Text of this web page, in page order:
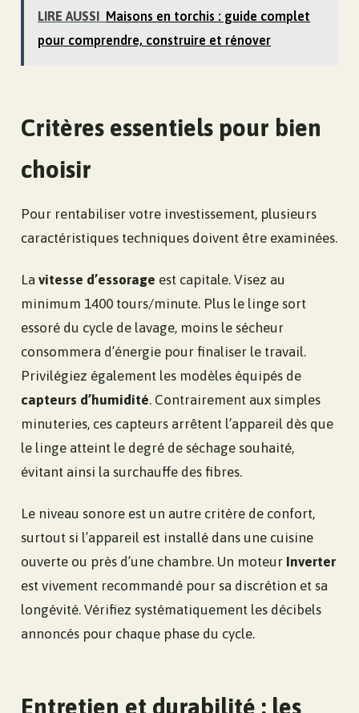
LIRE AUSSI
Maisons en torchis : guide complet
pour comprendre, construire et rénover
Critères essentiels pour bien
choisir
Pour rentabiliser votre investissement, plusieurs
caractéristiques techniques doivent être examinées.
La vitesse d’essorage est capitale. Visez au
minimum 1400 tours/minute. Plus le linge sort
essoré du cycle de lavage, moins le sécheur
consommera d’énergie pour finaliser le travail.
Privilégiez également les modèles équipés de
capteurs d’humidité. Contrairement aux simples
minuteries, ces capteurs arrêtent l’appareil dès que
le linge atteint le degré de séchage souhaité,
évitant ainsi la surchauffe des fibres.
Le niveau sonore est un autre critère de confort,
surtout si l’appareil est installé dans une cuisine
ouverte ou près d’une chambre. Un moteur Inverter
est vivement recommandé pour sa discrétion et sa
longévité. Vérifiez systématiquement les décibels
annoncés pour chaque phase du cycle.
Entretien et durabilité : les